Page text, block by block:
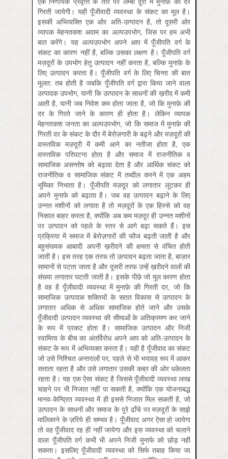
गिरती जायेगी। यही पूँजीवादी व्‍यवस्‍था के संकट का मूल है।
इसकी अभिव्‍यक्ति एक ओर अति-उत्‍पादन है, तो दूसरी ओर
व्‍यापक मेहनतकश अवाम का अल्‍पउपभोग, जिस पर हम अभी
बात करेंगे। यह अल्‍पउपभोग अपने आप में पूँजीपति वर्ग के
संकट का कारण नहीं है, बल्कि उसका लक्षण है। पूँजीपति वर्ग
मज़दूरों के उपभोग हेतु उत्‍पादन नहीं करता है, बल्कि मुनाफ़े के
लिए उत्‍पादन करता है। पूँजीपति वर्ग के लिए चिन्‍ता की बात
मूलत: तब होती है जबकि पूँजीपति वर्ग द्वारा किया जाने वाला
उत्‍पादक उपभोग, यानी कि उत्‍पादन के साधनों की ख़रीद में कमी
आती है, यानी जब निवेश कम होता जाता है, जो कि मुनाफ़े की
दर के गिरते जाने के कारण ही होता है। लेकिन व्‍यापक
मेहनतकश जनता का अल्‍पउपभोग, जो कि समाज में मुनाफ़े की
गिरती दर के संकट के दौर में बेरोज़गारी के बढ़ने और मज़दूरों की
वास्‍तविक मज़दूरी में कमी आने का नतीजा होता है, एक
वास्‍तविक परिघटना होता है और समाज में राजनीतिक व
सामाजिक असन्‍तोष को बढ़ावा देता है और आर्थिक संकट को
राजनीतिक व सामाजिक संकट में तब्‍दील करने में एक अहम
भूमिका निभाता है। पूँजीपति मज़दूर को लगातार लूटकर ही
अपने मुनाफे को बढ़ाता है। जब वह उत्पादन बढ़ाने के लिए
उन्नत मशीनों को लगाता है तो मज़दूरों के एक हिस्से को वह
निकाल बाहर करता है, क्योंकि अब कम मज़दूर ही उन्नत मशीनों
पर उत्पादन को पहले के स्तर से आगे बढ़ा सकते हैं। इस
प्रक्रिया में समाज में बेरोज़गारों की फौज बढ़ती जाती है और
बहुसंख्यक आबादी अपनी ख़रीदने की क्षमता से वंचित होती
जाती है। इस तरह एक तरफ तो उत्पादन बढ़ता जाता है, बाज़ार
सामानों से पटता जाता है और दूसरी तरफ उन्हें ख़रीदने वालों की
संख्या लगातार घटती जाती है। इसके पीछे जो मूल कारण होता
है वह है पूँजीवादी व्‍यवस्‍था में मुनाफ़े की गिरती दर, जो कि
सामाजिक उत्‍पादक शक्तियों के सतत विकास से उत्‍पादन के
लगातार अधिक से अधिक सामाजिक होते जाने और उसके
पूँजीवादी उत्‍पादन व्‍यवस्‍था की सीमाओं के अति‍क्रमण कर जाने
के रूप में प्रकट होता है। सामाजिक उत्पादन और निजी
स्वामित्व के बीच का अंतर्विरोध अपने आप को अति-उत्पादन के
संकट के रूप में अभिव्यक्त करता है। यही है पूँजीवाद का संकट
जो उसे निश्चित अन्तरालों पर, पहले से भी भयावह रूप में आकर
सताता रहता है और उसे लगातार उसकी कब्र की ओर धकेलता
रहता है। यह एक ऐसा संकट है जिससे पूँजीवादी व्यवस्था लाख
चाहने पर भी निजात नहीं पा सकती है, क्योंकि एक योजनाबद्ध
मानव-केन्द्रित व्यवस्था में ही इससे निजात मिल सकती है, जो
उत्पादन के साधनों और समाज के पूरे ढाँचे पर मज़दूरों के साझे
मालिकाने के ज़रिये ही सम्भव है। पूँजीवाद अगर ऐसा हो जायेगा
तो वह पूँजीवाद रह ही नहीं जायेगा और इस व्यवस्था को चलाने
वाला पूँजीपति वर्ग कभी भी अपने निजी मुनाफे को छोड़ नहीं
सकता। इसलिए पूँजीवादी व्यवस्था को सिर्फ तबाह किया जा